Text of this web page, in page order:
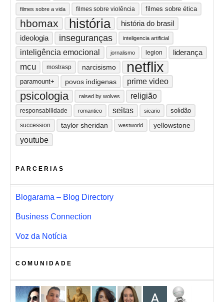
filmes sobre a vida filmes sobre violência filmes sobre ética
hbomax história história do brasil
ideologia inseguranças inteligencia artificial
inteligência emocional jornalismo legion liderança
mcu mostrasp narcisismo netflix
paramount+ povos indigenas prime video
psicologia raised by wolves religião
responsabilidade romantico seitas sicario solidão
succession taylor sheridan westworld yellowstone
youtube
PARCERIAS
Blogarama – Blog Directory
Business Connection
Voz da Notícia
COMUNIDADE